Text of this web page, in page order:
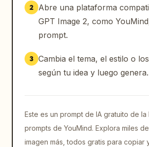
Inteligencia + Accesibilidad
      },
        "position": "parte media superior
izquierda",
de cielo de verano = Lo mejor",
        "decorations": "subrayados ondulados
azules debajo de las palabras
2
Abre una plataforma
GPT Image 2, como
prompt.
3 Cambia el tema, el estilo o
según tu idea y luego genera.
Este es un prompt de IA gratuito de
prompts de YouMind. Explora miles
imagen más, todos gratis para copiar